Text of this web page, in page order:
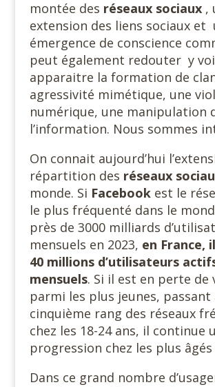
montée des réseaux sociaux,
extension des liens sociaux et
émergence de conscience
peut également redouter y
apparaitre la formation de
agressivité mimétique, une
numérique, une manipulation
l’information. Nous sommes
On connait aujourd’hui
répartition des réseaux
monde. Si Facebookest le
le plus fréquenté dans le
près de 3000 milliards
mensuels en 2023, en France,
40 millions d’utilisateurs
mensuels. Si il est en perte de
parmi les plus jeunes, passant
cinquième rang des réseaux
chez les 18-24 ans, il continue
progression chez les plus âgés
Dans ce grand nombre